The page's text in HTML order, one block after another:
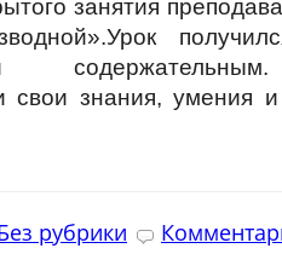
занятия
свои знания, умения
рубрики